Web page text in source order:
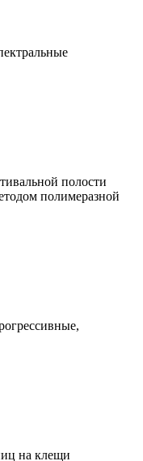
полости
полимеразной
на клещи